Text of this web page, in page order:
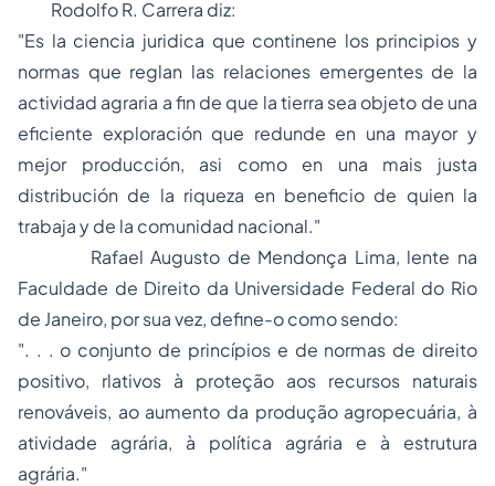
Rodolfo R. Carrera diz:
"Es la ciencia juridica que continene los principios y
normas que reglan las relaciones emergentes de la
actividad agraria a fin de que la tierra sea objeto de una
eficiente exploración que redunde en una mayor y
mejor producción, asi como en una mais justa
distribución de la riqueza en beneficio de quien la
trabaja y de la comunidad nacional."
Rafael Augusto de Mendonça Lima, lente na
Faculdade de Direito da Universidade Federal do Rio
de Janeiro, por sua vez, define-o como sendo:
". . . o conjunto de princípios e de normas de direito
positivo, rlativos à proteção aos recursos naturais
renováveis, ao aumento da produção agropecuária, à
atividade agrária, à política agrária e à estrutura
agrária."